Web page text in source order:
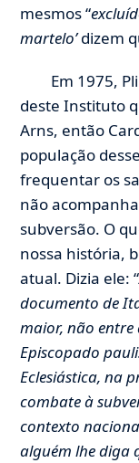
mesmos “
martelo’dizem
Em 1975,
deste Instituto
Arns, então
população
frequentar os
não
subversão. O
nossa história,
atual. Dizia ele: “
documento de
maior, não entre
Episcopado
Eclesiástica, na
combate à
contexto
alguém lhe diga